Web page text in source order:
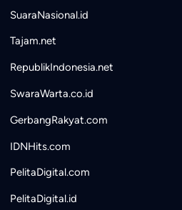
SuaraNasional.id
Tajam.net
RepublikIndonesia.net
SwaraWarta.co.id
GerbangRakyat.com
IDNHits.com
PelitaDigital.com
PelitaDigital.id